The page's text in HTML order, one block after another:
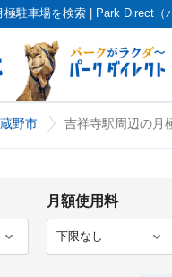
駐車場を検索 | Park Direct（
野市 吉祥寺駅周辺の月
月額使用料